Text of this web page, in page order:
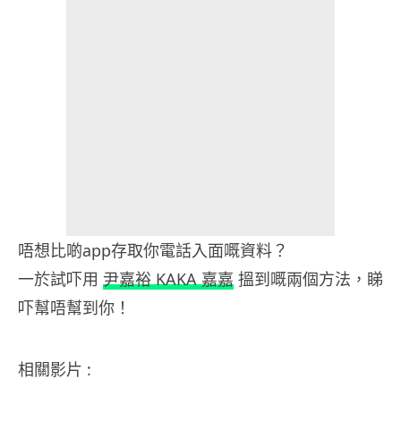
唔想比啲app存取你電話入面嘅資料？
一於試吓用 尹嘉裕 KAKA 嘉嘉 搵到嘅兩個方法，睇
吓幫唔幫到你！
相關影片 :